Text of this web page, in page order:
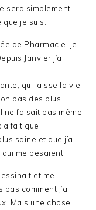
sera simplement
je suis.
de Pharmacie, je
Janvier j’ai
qui laisse la vie
pas des plus
ne faisait pas même
a fait que
saine et que j’ai
me pesaient.
et me
comment j’ai
Mais une chose